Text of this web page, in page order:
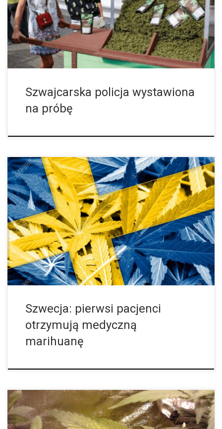
Szwajcarii jest to „aż” jeden procent. Poza tym na rynku pojawił
się nowy, tak […]
Szwajcarska policja wystawiona
na próbę
Na całym świecie odbywają się reformy w związku z medyczną
marihuaną – nie tylko w Niemczech, jak ostatnio usłyszeliśmy,
zalegalizowano medyczną marihuanę. Od niedawna może
również dwoje szwedzkich pacjentów używać […]
Szwecja: pierwsi pacjenci
otrzymują medyczną
marihuanę